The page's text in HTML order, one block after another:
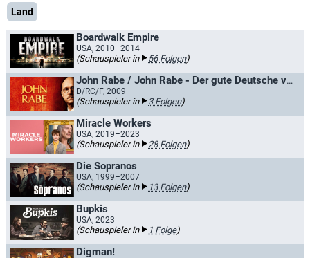
Land
Boardwalk Empire
USA, 2010–2014
(Schauspieler in 56 Folgen)
John Rabe / John Rabe - Der gute Deutsche von Nanking
D/RC/F, 2009
(Schauspieler in 3 Folgen)
Miracle Workers
USA, 2019–2023
(Schauspieler in 28 Folgen)
Die Sopranos
USA, 1999–2007
(Schauspieler in 13 Folgen)
Bupkis
USA, 2023
(Schauspieler in 1 Folge)
Digman!